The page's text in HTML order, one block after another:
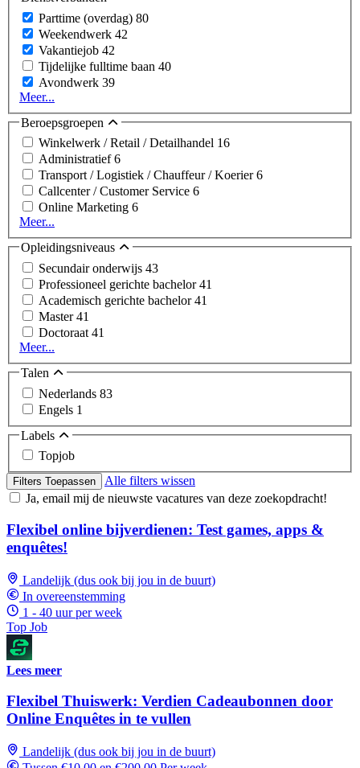
Parttime (overdag) 80
Weekendwerk 42
Vakantiejob 42
Tijdelijke fulltime baan 40
Avondwerk 39
Meer...
Beroepsgroepen
Winkelwerk / Retail / Detailhandel 16
Administratief6
Transport / Logistiek / Chauffeur / Koerier6
Callcenter / Customer Service 6
Online Marketing 6
Meer...
Opleidingsniveaus
Secundair onderwijs 43
Professioneel gerichte bachelor41
Academisch gerichte bachelor41
Master41
Doctoraat 41
Meer...
Talen
Nederlands 83
Engels 1
Labels
Topjob
Filters Toepassen
Alle filters wissen
Ja, email mij de nieuwste vacatures van deze zoekopdracht!
Flexibel online bijverdienen: Test games, apps &
enquêtes!
Landelijk (dus ook bij jou in de buurt)
In overeenstemming
1 - 40 uur per week
Top Job
Lees meer
Flexibel Thuiswerk: Verdien Cadeaubonnen door
Online Enquêtes in te vullen
Landelijk (dus ook bij jou in de buurt)